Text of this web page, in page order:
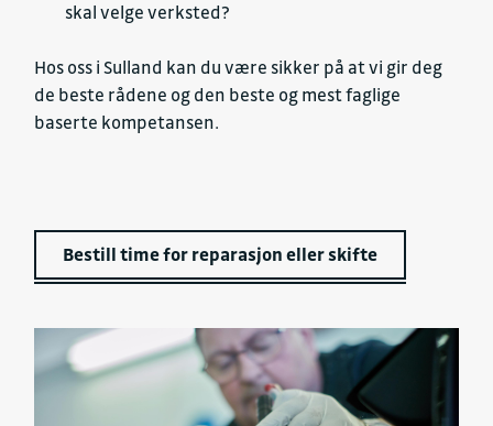
skal velge verksted?
Hos oss i Sulland kan du være sikker på at vi gir deg
de beste rådene og den beste og mest faglige
baserte kompetansen.
Bestill time for reparasjon eller skifte